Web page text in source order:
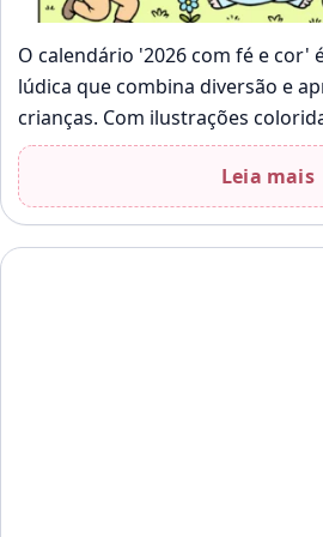
O calendário '2026 com fé e cor'
lúdica que combina diversão e
crianças. Com ilustrações
inspiradoras, ele incentiva a…
Leia mais